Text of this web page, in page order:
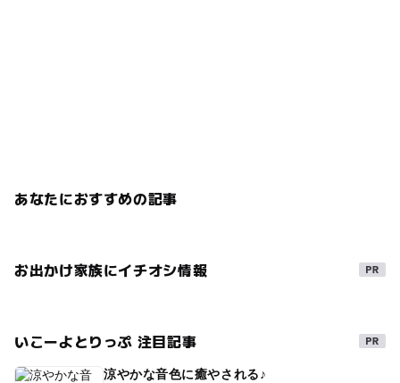
あなたにおすすめの記事
お出かけ家族にイチオシ情報
いこーよとりっぷ 注目記事
涼やかな音色に癒やされる♪